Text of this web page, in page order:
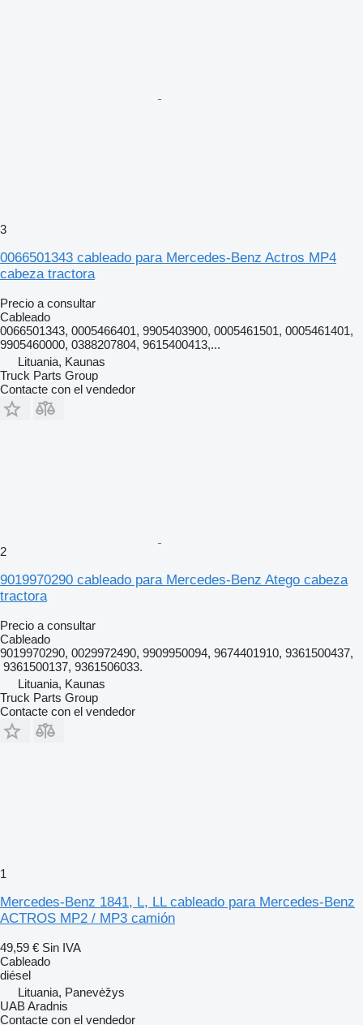
3
0066501343 cableado para Mercedes-Benz Actros MP4
cabeza tractora
Precio a consultar
Cableado
0066501343, 0005466401, 9905403900, 0005461501, 0005461401,
9905460000, 0388207804, 9615400413,...
Lituania, Kaunas
Truck Parts Group
Contacte con el vendedor
2
9019970290 cableado para Mercedes-Benz Atego cabeza
tractora
Precio a consultar
Cableado
9019970290, 0029972490, 9909950094, 9674401910, 9361500437,
9361500137, 9361506033.
Lituania, Kaunas
Truck Parts Group
Contacte con el vendedor
1
Mercedes-Benz 1841, L, LL cableado para Mercedes-Benz
ACTROS MP2 / MP3 camión
49,59 € Sin IVA
Cableado
diésel
Lituania, Panevėžys
UAB Aradnis
Contacte con el vendedor